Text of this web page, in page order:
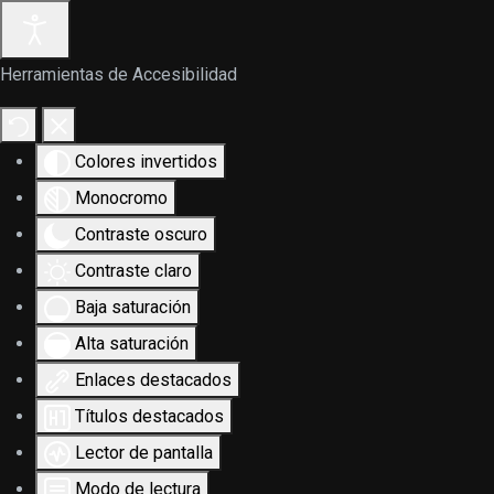
Herramientas de Accesibilidad
Colores invertidos
Monocromo
Contraste oscuro
Contraste claro
Baja saturación
Alta saturación
Enlaces destacados
Títulos destacados
Lector de pantalla
Modo de lectura